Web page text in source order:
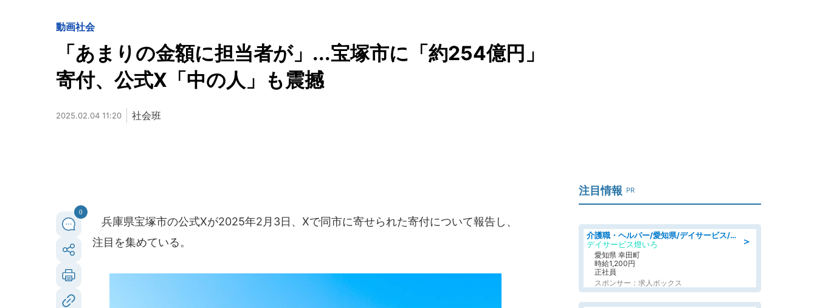
動画社会
「あまりの金額に担当者が」...宝塚市に「約254億円」
寄付、公式X「中の人」も震撼
2025.02.04 11:20 社会班
0
兵庫県宝塚市の公式Xが2025年2月3日、Xで同市に寄せられた寄付について報告し、
注目を集めている。
注目情報 PR
＞
介護職・ヘルパー/愛知県/デイサービス/JR東海道本線 幸田/額田郡幸田町
デイサービス燈いろ
愛知県 幸田町
時給1,200円
正社員
スポンサー：求人ボックス